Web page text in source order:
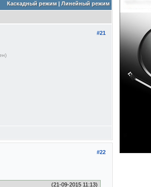
Каскадный режим| Линейный режим
#21
#22
(21-09-2015 11:13)